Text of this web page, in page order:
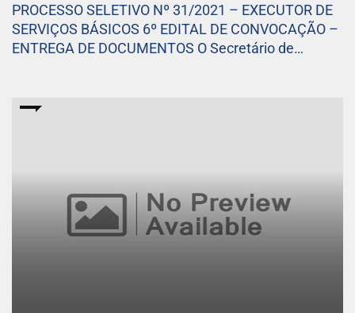
PROCESSO SELETIVO Nº 31/2021 – EXECUTOR DE
SERVIÇOS BÁSICOS 6º EDITAL DE CONVOCAÇÃO –
ENTREGA DE DOCUMENTOS O Secretário de…